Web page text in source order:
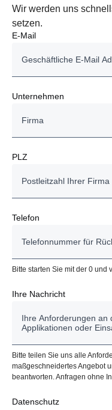
Wir werden uns
setzen.
E-Mail
Unternehmen
PLZ
Telefon
Bitte starten Sie mit der 0
Ihre Nachricht
Bitte teilen Sie uns alle
maßgeschneidertes Angebot
beantworten. Anfragen ohne
Datenschutz